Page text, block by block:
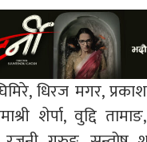
धिरज मगर,
शेर्पा, वुद्दि